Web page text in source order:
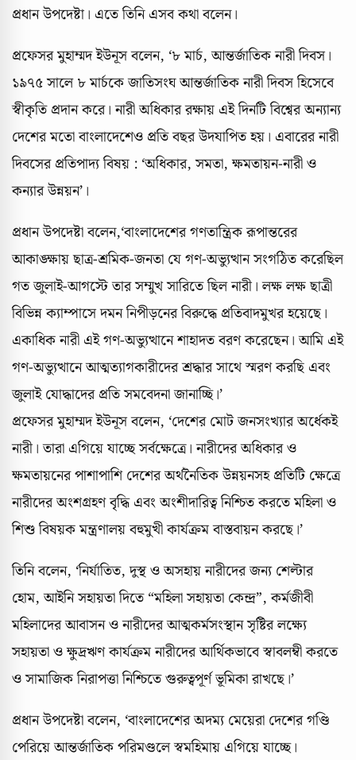
প্রধান উপদেষ্টা। এতে তিনি এসব কথা বলেন।
প্রফেসর মুহাম্মদ ইউনূস বলেন, ‘৮ মার্চ, আন্তর্জাতিক নারী দিবস।
১৯৭৫ সালে ৮ মার্চকে জাতিসংঘ আন্তর্জাতিক নারী দিবস হিসেবে
স্বীকৃতি প্রদান করে। নারী অধিকার রক্ষায় এই দিনটি বিশ্বের অন্যান্য
দেশের মতো বাংলাদেশেও প্রতি বছর উদযাপিত হয়। এবারের নারী
দিবসের প্রতিপাদ্য বিষয় : ‘অধিকার, সমতা, ক্ষমতায়ন-নারী ও
কন্যার উন্নয়ন’।
প্রধান উপদেষ্টা বলেন,‘বাংলাদেশের গণতান্ত্রিক রূপান্তরের
আকাঙ্ক্ষায় ছাত্র-শ্রমিক-জনতা যে গণ-অভ্যুত্থান সংগঠিত করেছিল
গত জুলাই-আগস্টে তার সম্মুখ সারিতে ছিল নারী। লক্ষ লক্ষ ছাত্রী
বিভিন্ন ক্যাম্পাসে দমন নিপীড়নের বিরুদ্ধে প্রতিবাদমুখর হয়েছে।
একাধিক নারী এই গণ-অভ্যুত্থানে শাহাদত বরণ করেছেন। আমি এই
গণ-অভ্যুত্থানে আত্মত্যাগকারীদের শ্রদ্ধার সাথে স্মরণ করছি এবং
জুলাই যোদ্ধাদের প্রতি সমবেদনা জানাচ্ছি।’
প্রফেসর মুহাম্মদ ইউনূস বলেন, ‘দেশের মোট জনসংখ্যার অর্ধেকই
নারী। তারা এগিয়ে যাচ্ছে সর্বক্ষেত্রে। নারীদের অধিকার ও
ক্ষমতায়নের পাশাপাশি দেশের অর্থনৈতিক উন্নয়নসহ প্রতিটি ক্ষেত্রে
নারীদের অংশগ্রহণ বৃদ্ধি এবং অংশীদারিত্ব নিশ্চিত করতে মহিলা ও
শিশু বিষয়ক মন্ত্রণালয় বহুমুখী কার্যক্রম বাস্তবায়ন করছে।’
তিনি বলেন, ‘নির্যাতিত, দুস্থ ও অসহায় নারীদের জন্য শেল্টার
হোম, আইনি সহায়তা দিতে “মহিলা সহায়তা কেন্দ্র”, কর্মজীবী
মহিলাদের আবাসন ও নারীদের আত্মকর্মসংস্থান সৃষ্টির লক্ষ্যে
সহায়তা ও ক্ষুদ্রঋণ কার্যক্রম নারীদের আর্থিকভাবে স্বাবলম্বী করতে
ও সামাজিক নিরাপত্তা নিশ্চিতে গুরুত্বপূর্ণ ভূমিকা রাখছে।’
প্রধান উপদেষ্টা বলেন, ‘বাংলাদেশের অদম্য মেয়েরা দেশের গণ্ডি
পেরিয়ে আন্তর্জাতিক পরিমণ্ডলে স্বমহিমায় এগিয়ে যাচ্ছে।